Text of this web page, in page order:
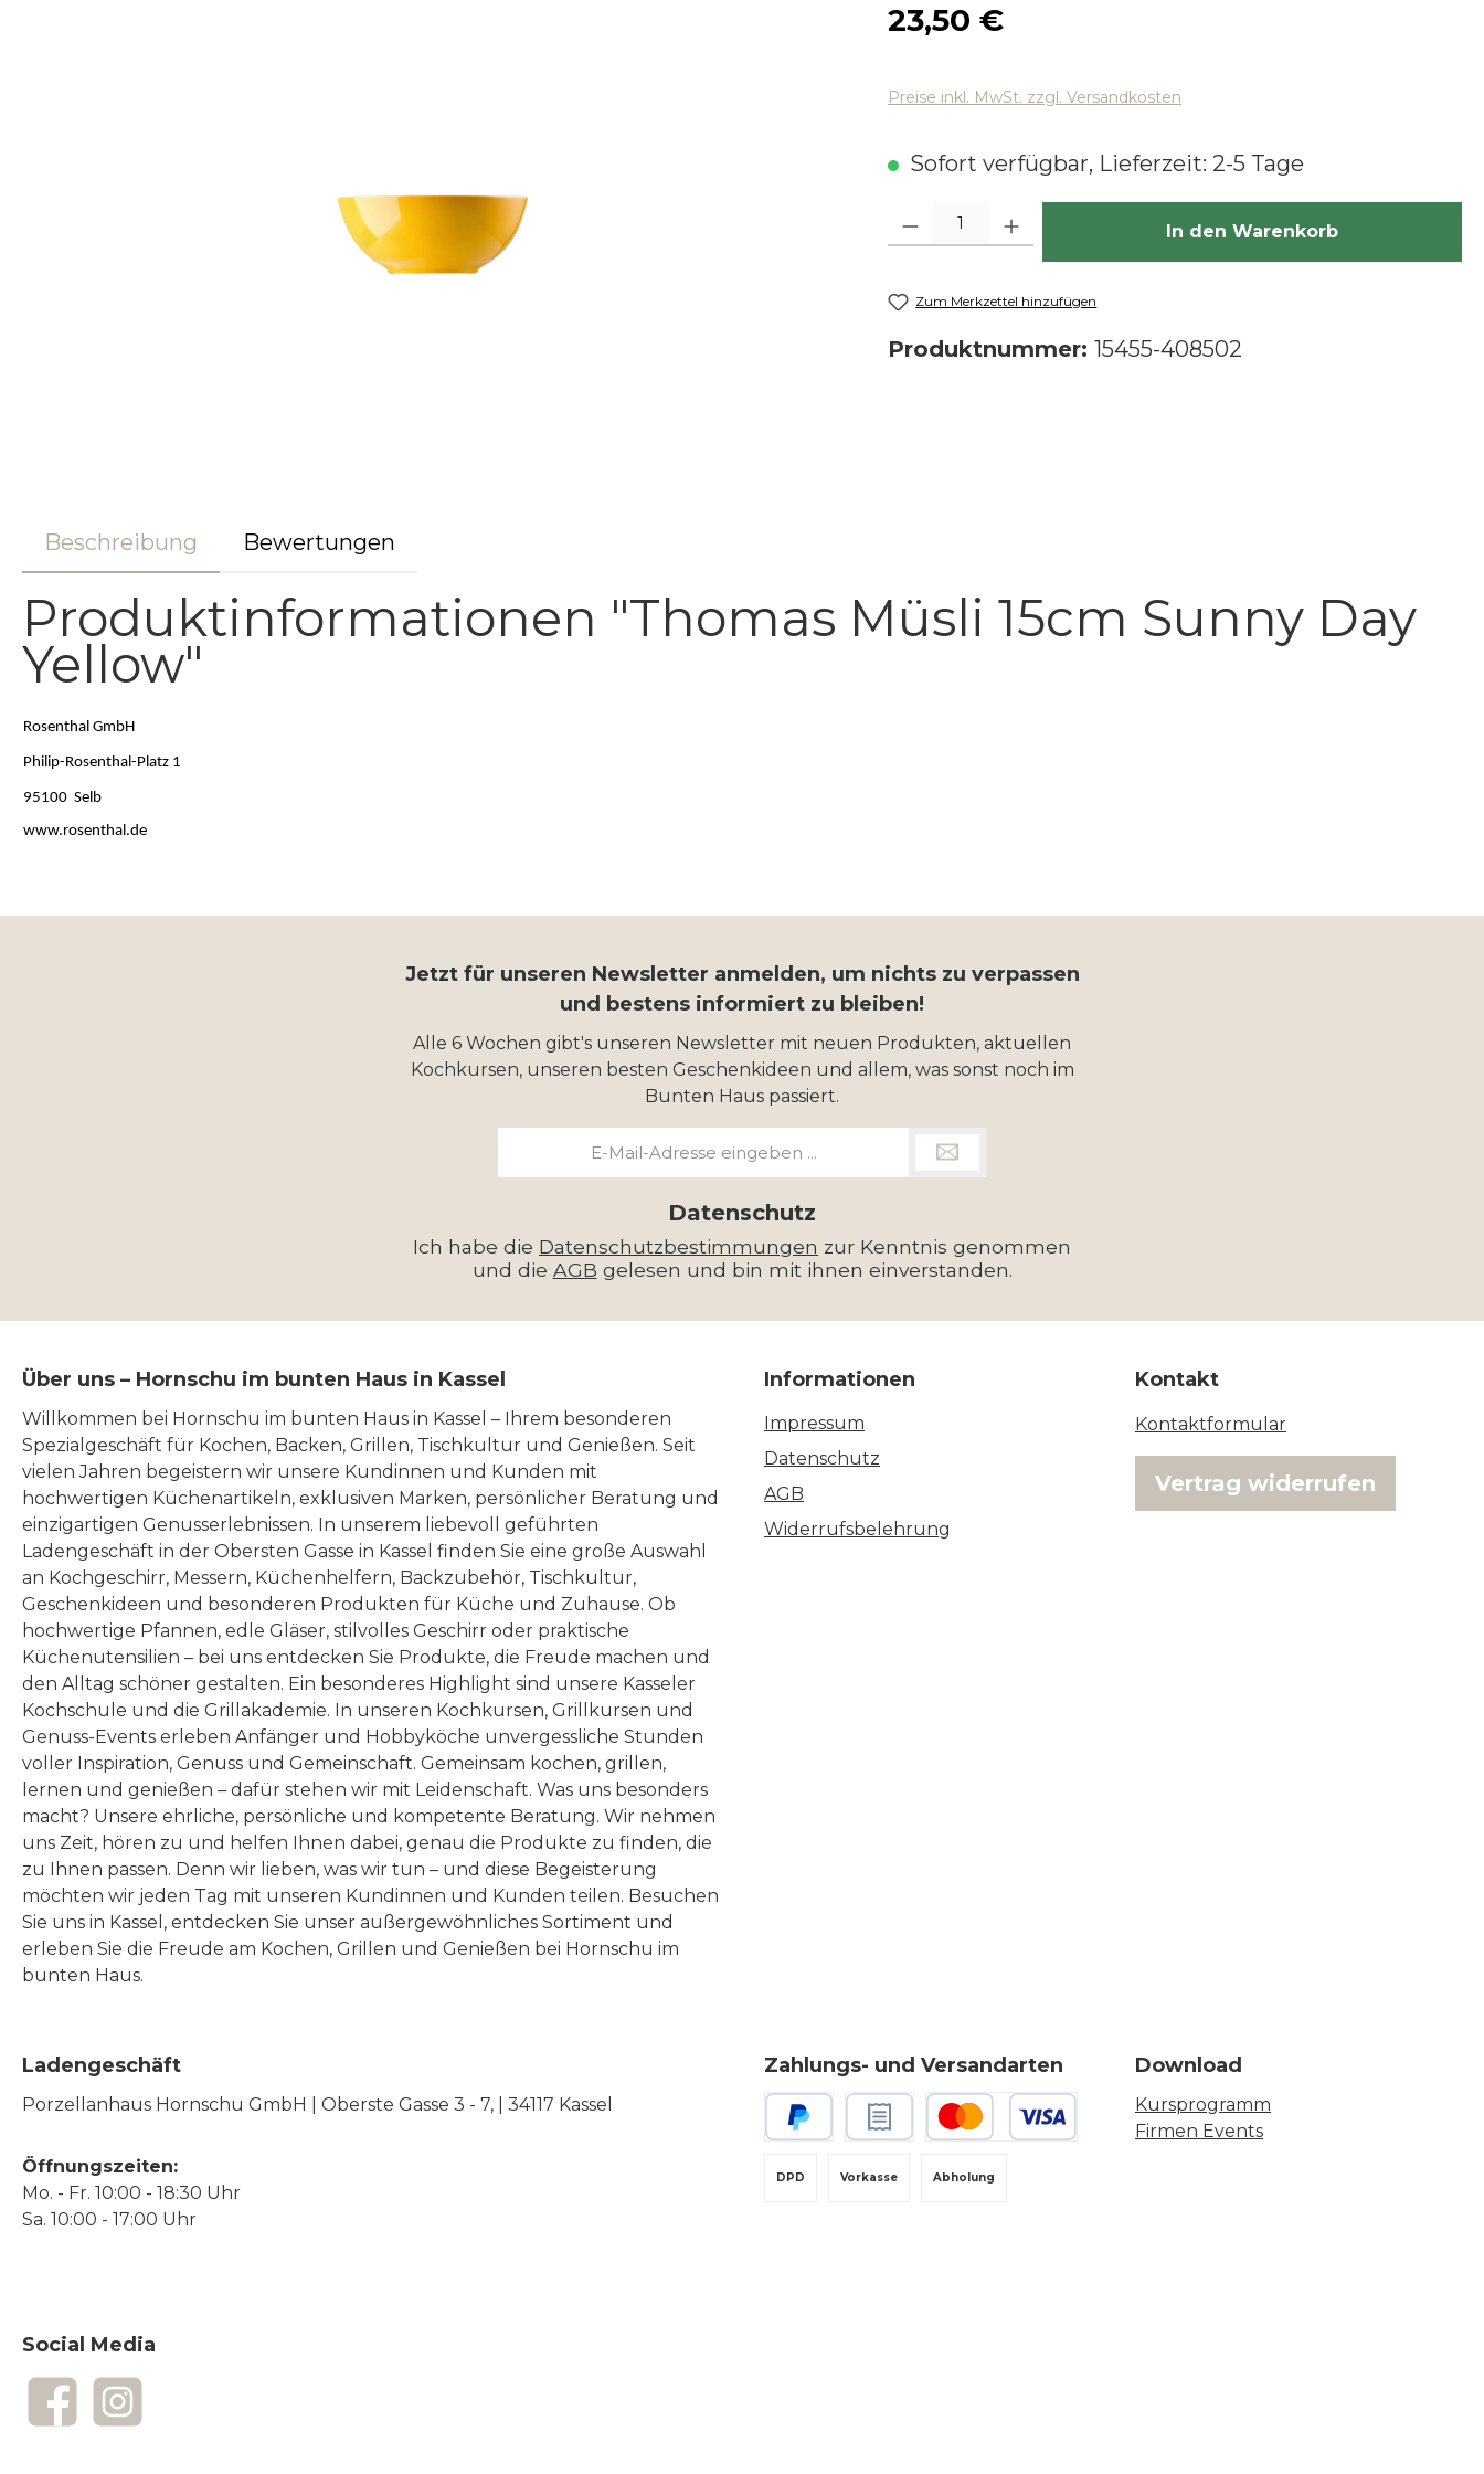
Regulärer Preis:
23,50 €
Preise inkl. MwSt. zzgl. Versandkosten
Sofort verfügbar, Lieferzeit: 2-5 Tage
Produkt Anzahl: Gib den gewünschten Wert ein oder benutze die
In den Warenkorb
Zum Merkzettel hinzufügen
Produktnummer: 15455-408502
Beschreibung Bewertungen
Produktinformationen "Thomas Müsli 15cm Sunny Day
Yellow"
Rosenthal GmbH
Philip-Rosenthal-Platz 1
95100 Selb
www.rosenthal.de
Jetzt für unseren Newsletter anmelden, um nichts zu verpassen
und bestens informiert zu bleiben!
Alle 6 Wochen gibt's unseren Newsletter mit neuen Produkten, aktuellen
Kochkursen, unseren besten Geschenkideen und allem, was sonst noch im
Bunten Haus passiert.
Datenschutz
Ich habe die Datenschutzbestimmungen zur Kenntnis genommen
und die AGB gelesen und bin mit ihnen einverstanden.
Über uns – Hornschu im bunten Haus in Kassel
Willkommen bei Hornschu im bunten Haus in Kassel – Ihrem besonderen
Spezialgeschäft für Kochen, Backen, Grillen, Tischkultur und Genießen. Seit
vielen Jahren begeistern wir unsere Kundinnen und Kunden mit
hochwertigen Küchenartikeln, exklusiven Marken, persönlicher Beratung und
einzigartigen Genusserlebnissen. In unserem liebevoll geführten
Ladengeschäft in der Obersten Gasse in Kassel finden Sie eine große Auswahl
an Kochgeschirr, Messern, Küchenhelfern, Backzubehör, Tischkultur,
Geschenkideen und besonderen Produkten für Küche und Zuhause. Ob
hochwertige Pfannen, edle Gläser, stilvolles Geschirr oder praktische
Küchenutensilien – bei uns entdecken Sie Produkte, die Freude machen und
den Alltag schöner gestalten. Ein besonderes Highlight sind unsere Kasseler
Kochschule und die Grillakademie. In unseren Kochkursen, Grillkursen und
Genuss-Events erleben Anfänger und Hobbyköche unvergessliche Stunden
voller Inspiration, Genuss und Gemeinschaft. Gemeinsam kochen, grillen,
lernen und genießen – dafür stehen wir mit Leidenschaft. Was uns besonders
macht? Unsere ehrliche, persönliche und kompetente Beratung. Wir nehmen
uns Zeit, hören zu und helfen Ihnen dabei, genau die Produkte zu finden, die
zu Ihnen passen. Denn wir lieben, was wir tun – und diese Begeisterung
möchten wir jeden Tag mit unseren Kundinnen und Kunden teilen. Besuchen
Sie uns in Kassel, entdecken Sie unser außergewöhnliches Sortiment und
erleben Sie die Freude am Kochen, Grillen und Genießen bei Hornschu im
bunten Haus.
Informationen
Impressum
Datenschutz
AGB
Widerrufsbelehrung
Kontakt
Kontaktformular
Vertrag widerrufen
Ladengeschäft
Porzellanhaus Hornschu GmbH | Oberste Gasse 3 - 7, | 34117 Kassel
Öffnungszeiten:
Mo. - Fr. 10:00 - 18:30 Uhr
Sa. 10:00 - 17:00 Uhr
Zahlungs- und Versandarten
Vorkasse
DPD Abholung
Download
Kursprogramm
Firmen Events
Social Media
FacebookInstagram